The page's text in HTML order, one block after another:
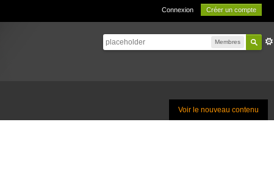
Connexion Créer un compte
Membres
Voir le nouveau contenu